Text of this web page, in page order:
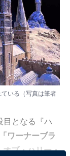
いる​​​​（写真は筆者
目となる『ハ
「ワーナーブラ
オブ・ハリー・